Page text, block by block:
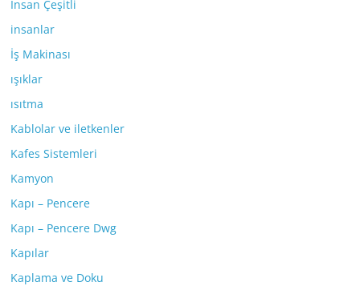
İnsan Çeşitli
insanlar
İş Makinası
ışıklar
ısıtma
Kablolar ve iletkenler
Kafes Sistemleri
Kamyon
Kapı – Pencere
Kapı – Pencere Dwg
Kapılar
Kaplama ve Doku